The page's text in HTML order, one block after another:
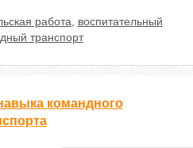
работа
воспитательный
транспорт
командного